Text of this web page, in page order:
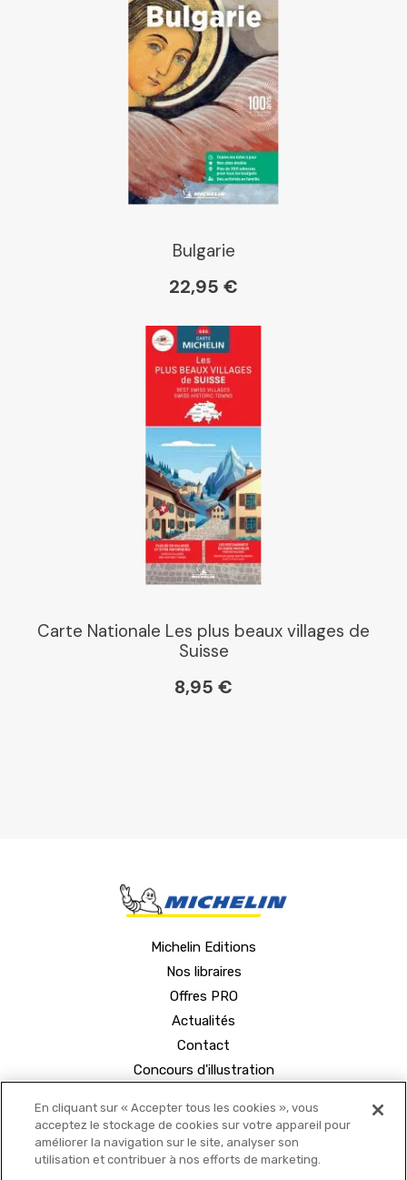
Bulgarie
22,95 €
Carte Nationale Les plus beaux villages de
Suisse
8,95 €
Michelin Editions
Nos libraires
Offres PRO
Actualités
Contact
Concours d'illustration
En cliquant sur « Accepter tous les cookies », vous
acceptez le stockage de cookies sur votre appareil pour
améliorer la navigation sur le site, analyser son
utilisation et contribuer à nos efforts de marketing.